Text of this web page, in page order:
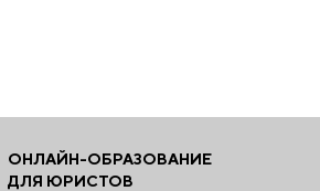
ОНЛАЙН-ОБРАЗОВАНИЕ
ДЛЯ ЮРИСТОВ